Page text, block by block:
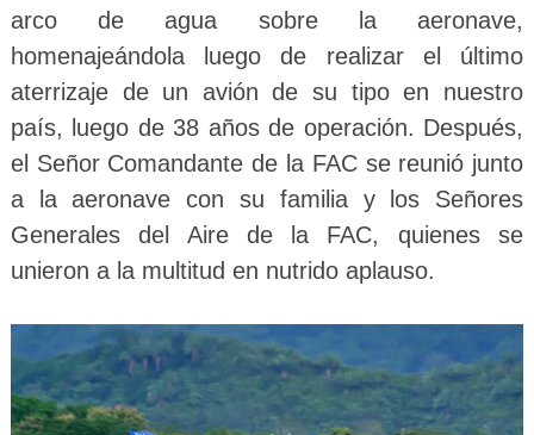
arco de agua sobre la aeronave,
homenajeándola luego de realizar el último
aterrizaje de un avión de su tipo en nuestro
país, luego de 38 años de operación. Después,
el Señor Comandante de la FAC se reunió junto
a la aeronave con su familia y los Señores
Generales del Aire de la FAC, quienes se
unieron a la multitud en nutrido aplauso.